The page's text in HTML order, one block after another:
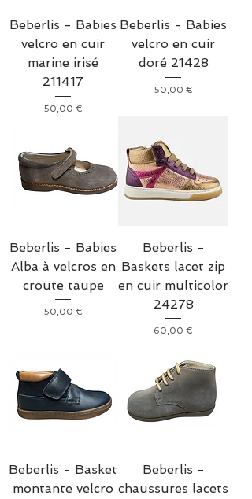
Beberlis - Babies
velcro en cuir
marine irisé
211417
Prix
50,00 €
Beberlis - Babies
velcro en cuir
doré 21428
Prix
50,00 €
Beberlis - Babies
Alba à velcros en
croute taupe
Prix
50,00 €
Beberlis -
Baskets lacet zip
en cuir multicolor
24278
Prix
60,00 €
Beberlis - Basket
montante velcro
Beberlis -
chaussures lacets